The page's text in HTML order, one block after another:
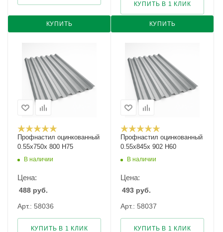
КУПИТЬ КУПИТЬ
КУПИТЬ В 1 КЛИК
Профнастил оцинкованный
0.55х750х 800 Н75
В наличии
Цена:
488 руб.
Арт.: 58036
КУПИТЬ В 1 КЛИК
Профнастил оцинкованный
0.55х845х 902 Н60
В наличии
Цена:
493 руб.
Арт.: 58037
КУПИТЬ В 1 КЛИК